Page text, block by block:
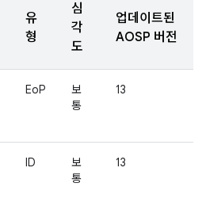
유
형
심
각
도
업데이트된
AOSP 버전
EoP
보
통
13
ID
보
통
13